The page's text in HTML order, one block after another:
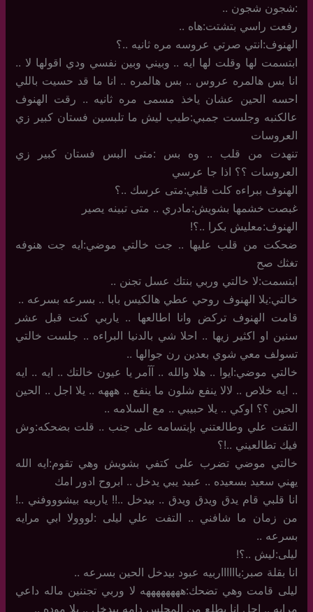
:شجون شجون ..
رفعت راسي بتشتت:هاه ..
الهنوف:انتي صرتي عروسه مره ثانيه ..؟
ابتسمت لها وقلت لها ايه .. وبيني وبين نفسي ودي اقولها لا ..
انا بس هالمره عروس .. بس هالمره .. انا ما قد حسيت باللي
احسه الحين عشان ياخذ مسمى مره ثانيه .. رقت الهنوف
عالكنبه وجلست جمبي:طيب ليش ما تلبسين فستان كبير زي
العروسات
تنهدت من قلب .. وه بس :متى البس فستان كبير زي
العروسات ؟؟ اذا جا عرسي
الهنوف ببراءه كلت قلبي:متى عرسك ..؟
غبصت خشمها بشويش:مادري .. متى تبينه يصير
الهنوف:معليش بكرا ..؟!
ضحكت من قلب عليها .. جت خالتي موضي:ايه جت هنوفه
تغثك صح
ابتسمت:لا خالتي وربي بنتك عسل تجنن ..
خالتي:يلا الهنوف روحي عطي هالكيس بابا .. بسرعه بسرعه ..
قامت الهنوف تركض وانا اطالعها .. ياربي كنت قبل عشر
سنين او اكثير زيها .. احلا شي بالدنيا البراءه .. جلست خالتي
تسولف معي شوي بعدين رن جوالها ..
خالتي موضي:ايوا .. هلا والله .. آآمر يا عيون خالتك .. ايه .. ايه
.. ايه خلاص .. لالا ينفع شلون ما ينفع .. هههه .. يلا اجل .. الحين
الحين ؟؟ اوكي .. يلا حبيبي .. مع السلامه ..
التفت علي وطالعتني بإبتسامه على جنب .. قلت بضحكه:وش
فيك تطالعيني ..!؟
خالتي موضي تضرب على كتفي بشويش وهي تقوم:ايه الله
يهني سعيد بسعيده .. عبيد يبي يدخل .. ابروح ادور امك
انا قلبي قام يدق ويدق ويدق .. بيدخل ..!! ياربيه بيشوووفني ..!
من زمان ما شافني .. التفت علي ليلى :لووولا ابي مرايه
بسرعه ..
ليلى:ليش ..؟!
انا بقلة صبر:يااااااربيه عبود بيدخل الحين بسرعه ..
ليلى قامت وهي تضحك:ههههههههه لا وربي تجننين ماله داعي
مرايه .. اجل انا بطلع من المجلس دامه بيدخل .. يلا موده ..